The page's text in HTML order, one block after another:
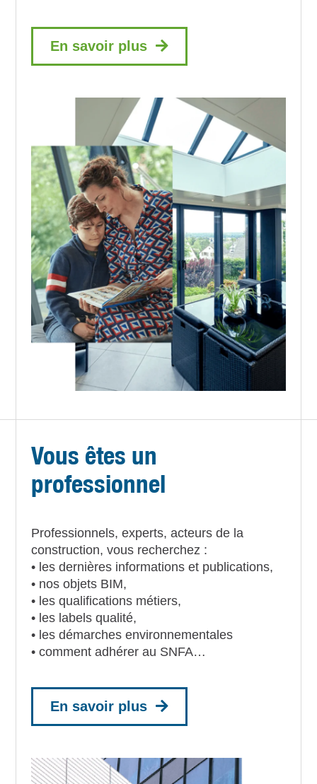
En savoir plus
Vous êtes un
professionnel
Professionnels, experts, acteurs de la
construction, vous recherchez :
• les dernières informations et publications,
• nos objets BIM,
• les qualifications métiers,
• les labels qualité,
• les démarches environnementales
• comment adhérer au SNFA…
En savoir plus